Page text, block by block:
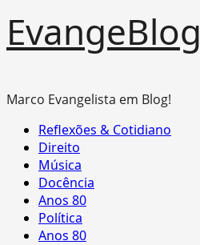
to
content
EvangeBlog
Marco Evangelista em Blog!
Primary
Menu
Reflexões & Cotidiano
Direito
Música
Docência
Anos 80
Política
Anos 80